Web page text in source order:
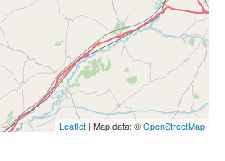
Leaflet | Map data: ©OpenStreetMap